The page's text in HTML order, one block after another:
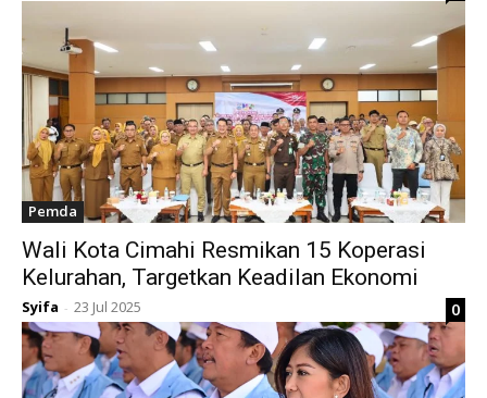
Pemda
Wali Kota Cimahi Resmikan 15 Koperasi
Kelurahan, Targetkan Keadilan Ekonomi
Syifa - 23 Jul 2025 0